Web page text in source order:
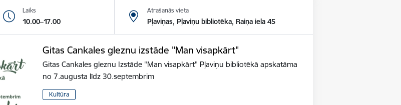
Laiks
10.00–17.00
Atrašanās vieta
Pļaviņas, Pļaviņu bibliotēka, Raiņa iela 45
Gitas Cankales gleznu izstāde "Man visapkārt"
Gitas Cankales gleznu Izstāde "Man visapkārt" Pļaviņu bibliotēkā apskatāma
no 7.augusta līdz 30.septembrim
Kultūra